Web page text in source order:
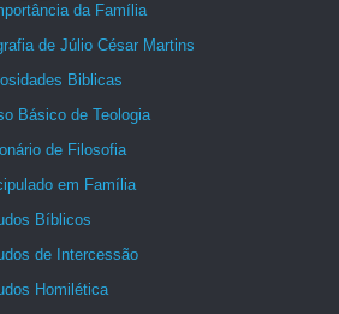
da Família
de Júlio César Martins
Biblicas
Básico de Teologia
de Filosofia
em Família
Bíblicos
de Intercessão
Homilética